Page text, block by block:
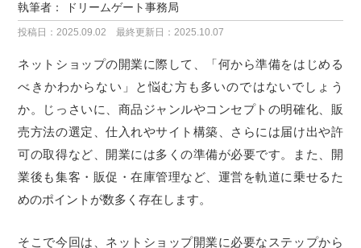
執筆者： ドリームゲート事務局
投稿日：2025.09.02 最終更新日：2025.10.07
ネットショップの開業に際して、「何から準備をはじめる
べきかわからない」と悩む方も多いのではないでしょう
か。じっさいに、商品ジャンルやコンセプトの明確化、販
売方法の選定、仕入れやサイト構築、さらには届け出や許
可の取得など、開業には多くの準備が必要です。また、開
業後も集客・販促・在庫管理など、運営を軌道に乗せるた
めのポイントが数多く存在します。
そこで今回は、ネットショップ開業に必要なステップから